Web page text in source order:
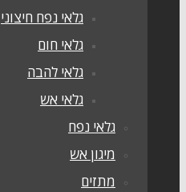
גלאי נפח חיצוני
גלאי חום
גלאי להבה
גלאי אש
גלאי נפח
מיגון אש
מתזים